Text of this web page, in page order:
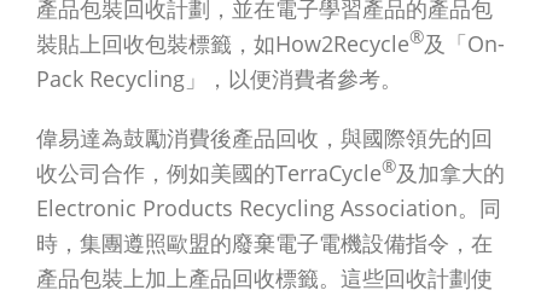
產品包裝回收計劃，並在電子學習產品的產品包
裝貼上回收包裝標籤，如How2Recycle®及「On-
Pack Recycling」，以便消費者參考。
偉易達為鼓勵消費後產品回收，與國際領先的回
收公司合作，例如美國的TerraCycle®及加拿大的
Electronic Products Recycling Association。同
時，集團遵照歐盟的廢棄電子電機設備指令，在
產品包裝上加上產品回收標籤。這些回收計劃使